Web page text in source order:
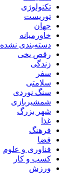
تکنولوژی
توریست
جهان
خاورمیانه
دسته‌بندی نشده
رقص یخی
زندگی
سفر
سلامتی
سنگ نوردی
شمشیربازی
شهر بزرگ
غذا
فرهنگ
فضا
فناوری و علوم
کسب و کار
ورزش